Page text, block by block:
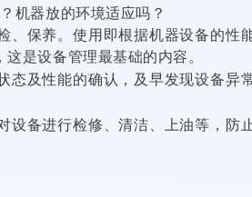
机器放的环境适应吗？
、保养。使用即根据机器设备的性
是设备管理最基础的内容。
态及性能的确认，及早发现设备异
设备进行检修、清洁、上油等，防